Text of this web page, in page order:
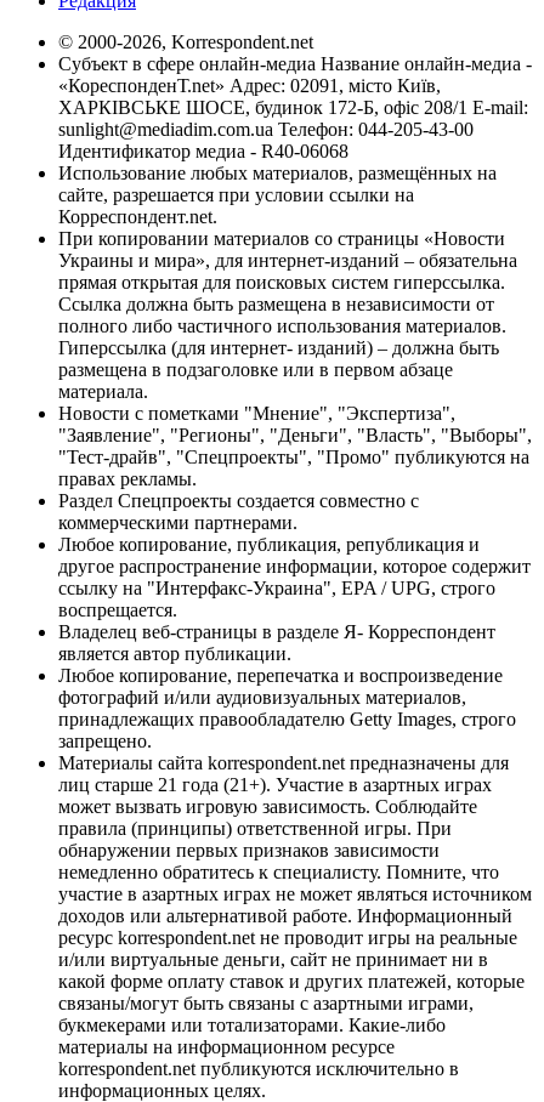
© 2000-2026, Korrespondent.net
Субъект в сфере онлайн-медиа Название онлайн-медиа -
«КореспонденТ.net» Адрес: 02091, місто Київ,
ХАРКІВСЬКЕ ШОСЕ, будинок 172-Б, офіс 208/1 E-mail:
sunlight@mediadim.com.ua Телефон: 044-205-43-00
Идентификатор медиа - R40-06068
Использование любых материалов, размещённых на
сайте, разрешается при условии ссылки на
Корреспондент.net.
При копировании материалов со страницы «Новости
Украины и мира», для интернет-изданий – обязательна
прямая открытая для поисковых систем гиперссылка.
Ссылка должна быть размещена в независимости от
полного либо частичного использования материалов.
Гиперссылка (для интернет- изданий) – должна быть
размещена в подзаголовке или в первом абзаце
материала.
Новости с пометками "Мнение", "Экспертиза",
"Заявление", "Регионы", "Деньги", "Власть", "Выборы",
"Тест-драйв", "Спецпроекты", "Промо" публикуются на
правах рекламы.
Раздел Спецпроекты создается совместно с
коммерческими партнерами.
Любое копирование, публикация, републикация и
другое распространение информации, которое содержит
ссылку на "Интерфакс-Украина", EPA / UPG, строго
воспрещается.
Владелец веб-страницы в разделе Я- Корреспондент
является автор публикации.
Любое копирование, перепечатка и воспроизведение
фотографий и/или аудиовизуальных материалов,
принадлежащих правообладателю Getty Images, строго
запрещено.
Материалы сайта korrespondent.net предназначены для
лиц старше 21 года (21+). Участие в азартных играх
может вызвать игровую зависимость. Соблюдайте
правила (принципы) ответственной игры. При
обнаружении первых признаков зависимости
немедленно обратитесь к специалисту. Помните, что
участие в азартных играх не может являться источником
доходов или альтернативой работе. Информационный
ресурс korrespondent.net не проводит игры на реальные
и/или виртуальные деньги, сайт не принимает ни в
какой форме оплату ставок и других платежей, которые
связаны/могут быть связаны с азартными играми,
букмекерами или тотализаторами. Какие-либо
материалы на информационном ресурсе
korrespondent.net публикуются исключительно в
информационных целях.